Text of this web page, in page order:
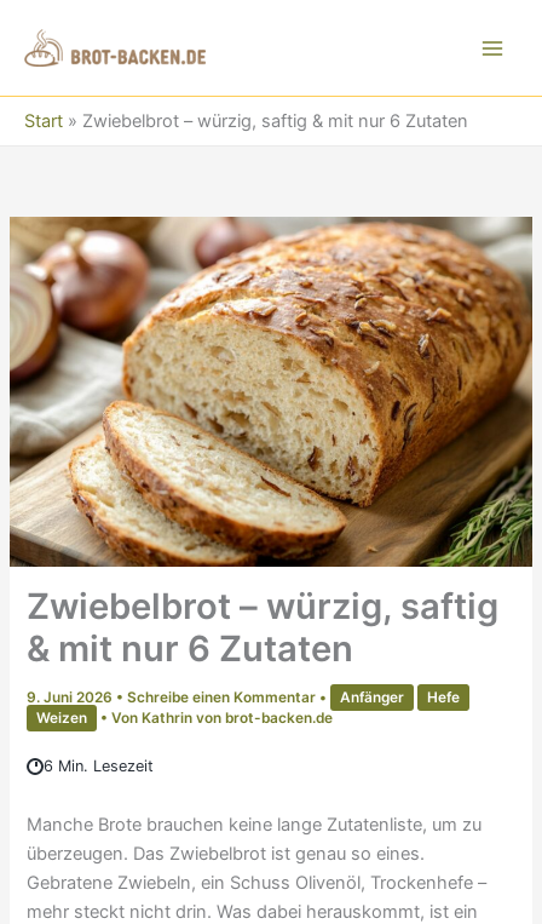
Inhalt
springen
Start » Zwiebelbrot – würzig, saftig & mit nur 6 Zutaten
Zwiebelbrot – würzig, saftig
& mit nur 6 Zutaten
9. Juni 2026 •Schreibe einen Kommentar • Anfänger
Hefe
Weizen
• VonKathrin von brot-backen.de
6 Min. Lesezeit
Manche Brote brauchen keine lange Zutatenliste, um zu
überzeugen. Das Zwiebelbrot ist genau so eines.
Gebratene Zwiebeln, ein Schuss Olivenöl, Trockenhefe –
mehr steckt nicht drin. Was dabei herauskommt, ist ein